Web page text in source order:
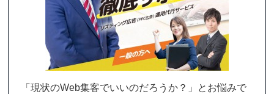
「現状のWeb集客でいいのだろうか？」とお悩みで